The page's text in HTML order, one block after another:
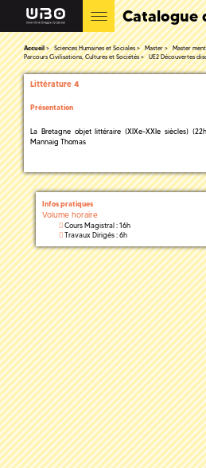
Catalogue
Accueil Sciences Humaines et Sociales Master
Master
Parcours Civilisations, Cultures et Sociétés
UE2 Découvertes
Littérature 4
Présentation
La Bretagne objet littéraire (XIXe-XXIe siècles)
Mannaig Thomas
Infos pratiques
Volume horaire
Cours Magistral : 16h
Travaux Dirigés : 6h